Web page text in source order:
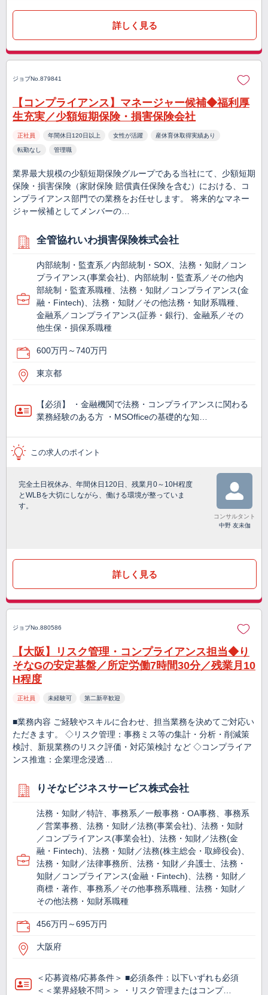
詳しく見る
ジョブNo.879841
【コンプライアンス】マネージャー候補◆福利厚
生充実／少額短期保険・損害保険会社
正社員 年間休日120日以上 女性が活躍 産休育休取得実績あり
転勤なし 管理職
業界最大規模の少額短期保険グループである当社にて、少額短期
保険・損害保険（家財保険 賠償責任保険を含む）における、コ
ンプライアンス部門での業務をお任せします。 将来的なマネー
ジャー候補としてメンバーの…
全管協れいわ損害保険株式会社
内部統制・監査系／内部統制・SOX、法務・知財／コン
プライアンス(事業会社)、内部統制・監査系／その他内
部統制・監査系職種、法務・知財／コンプライアンス(金
融・Fintech)、法務・知財／その他法務・知財系職種、
金融系／コンプライアンス(証券・銀行)、金融系／その
他生保・損保系職種
600万円～740万円
東京都
【必須】 ・金融機関で法務・コンプライアンスに関わる
業務経験のある方 ・MSOfficeの基礎的な知…
この求人のポイント
完全土日祝休み、年間休日120日、残業月0～10H程度
とWLBを大切にしながら、働ける環境が整っていま
す。
コンサルタント
中野 友未伽
詳しく見る
ジョブNo.880586
【大阪】リスク管理・コンプライアンス担当◆り
そなGの安定基盤／所定労働7時間30分／残業月10
H程度
正社員 未経験可 第二新卒歓迎
■業務内容 ご経験やスキルに合わせ、担当業務を決めてご対応い
ただきます。 ◇リスク管理：事務ミス等の集計・分析・削減策
検討、新規業務のリスク評価・対応策検討 など ◇コンプライア
ンス推進：企業理念浸透…
りそなビジネスサービス株式会社
法務・知財／特許、事務系／一般事務・OA事務、事務系
／営業事務、法務・知財／法務(事業会社)、法務・知財
／コンプライアンス(事業会社)、法務・知財／法務(金
融・Fintech)、法務・知財／法務(株主総会・取締役会)、
法務・知財／法律事務所、法務・知財／弁護士、法務・
知財／コンプライアンス(金融・Fintech)、法務・知財／
商標・著作、事務系／その他事務系職種、法務・知財／
その他法務・知財系職種
456万円～695万円
大阪府
＜応募資格/応募条件＞ ■必須条件：以下いずれも必須
＜＜業界経験不問＞＞ ・リスク管理またはコンプ…